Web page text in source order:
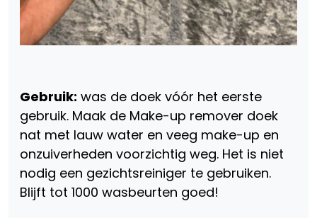
Gebruik: was de doek vóór het eerste
gebruik. Maak de Make-up remover doek
nat met lauw water en veeg make-up en
onzuiverheden voorzichtig weg. Het is niet
nodig een gezichtsreiniger te gebruiken.
Blijft tot 1000 wasbeurten goed!